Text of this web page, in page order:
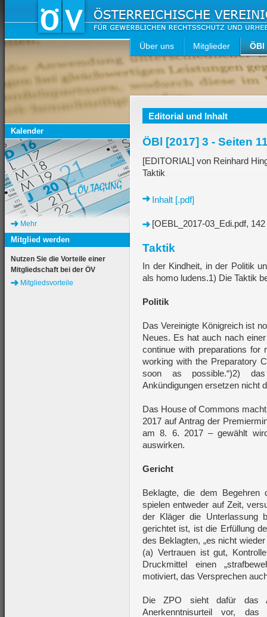
Über uns Mitglieder ÖBl
Editorial und Inhalt
ÖBl [2017] 3 - Seiten
[EDITORIAL] von Reinhard
Taktik
Inhalt [.pdf]
[OEBL_2017-03_Edi.pdf,
Taktik
In der Kindheit, in der Politik
als homo ludens.1) Die Taktik
Politik
Das Vereinigte Königreich ist
Neues. Es hat auch nach
continue with preparations for
working with the Preparatory
soon as possible.“)2)
Ankündigungen ersetzen nicht
Das House of Commons
2017 auf Antrag der
am 8. 6. 2017 – gewählt
auswirken.
Gericht
Beklagte, die dem Begehren
spielen entweder auf Zeit,
der Kläger die Unterlassung
gerichtet ist, ist die Erfüllung
des Beklagten, „es nicht
(a) Vertrauen ist gut,
Druckmittel einen
motiviert, das Versprechen
Die ZPO sieht dafür das
Anerkenntnisurteil vor,
Kalender
Mehr
Mitglied werden
Nutzen Sie die Vorteile einer
Mitgliedschaft bei der ÖV
Mitgliedsvorteile